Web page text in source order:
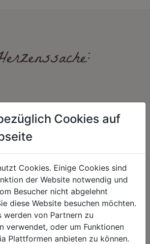
für ein
Wir
stilvolle
Stunden
an dem
fühlen und
Nicht immer ist der günstigste Preis
auch ein guter Preis. Wir handeln
fair – im Hinblick auf unsere
Kalkulation, angemessene
Entlohnung und unsere
nachhaltigen, gewachsenen
Geschäftsbeziehungen.
Cookies auf
Cookies. Einige Cookies sind
der Website notwendig und
Besucher nicht abgelehnt
diese Website besuchen möchten.
werden von Partnern zu
verwendet, oder um Funktionen
Plattformen anbieten zu können.